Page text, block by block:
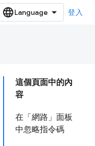
登入
這個頁面中的內
容
在「網路」面板
中忽略指令碼